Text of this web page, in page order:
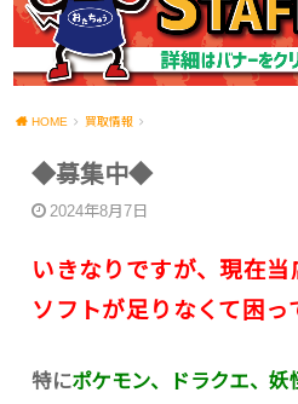
HOME 買取情報
◆募集中◆
2024年8月7日
いきなりですが、現在
ソフトが足りなくて困っ
特にポケモン、ドラクエ、妖